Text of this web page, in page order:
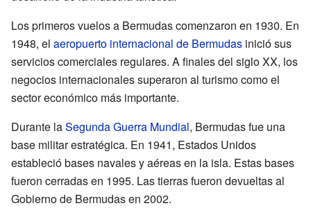
Los primeros vuelos a Bermudas comenzaron en 1930. En
1948, el aeropuerto internacional de Bermudas inició sus
servicios comerciales regulares. A finales del siglo XX, los
negocios internacionales superaron al turismo como el
sector económico más importante.
Durante laSegunda Guerra Mundial, Bermudas fue una
base militar estratégica. En 1941, Estados Unidos
estableció bases navales y aéreas en la isla. Estas bases
fueron cerradas en 1995. Las tierras fueron devueltas al
Gobierno de Bermudas en 2002.